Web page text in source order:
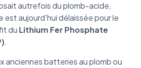
autrefois du plomb-acide,
aujourd'hui délaissée pour le
du Lithium Fer Phosphate
.
anciennes batteries au plomb ou